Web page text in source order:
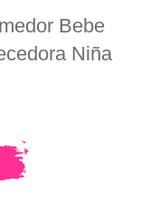
Bebe
Niña